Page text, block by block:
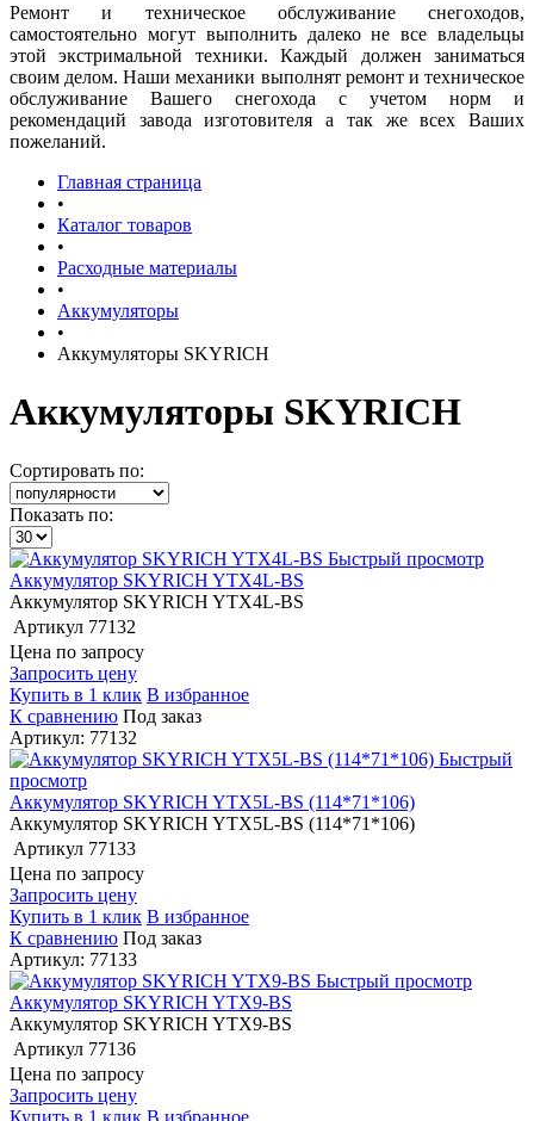
Ремонт и техническое обслуживание снегоходов,
самостоятельно могут выполнить далеко не все владельцы
этой экстримальной техники. Каждый должен заниматься
своим делом. Наши механики выполнят ремонт и техническое
обслуживание Вашего снегохода с учетом норм и
рекомендаций завода изготовителя а так же всех Ваших
пожеланий.
Главная страница
•
Каталог товаров
•
Расходные материалы
•
Аккумуляторы
•
Аккумуляторы SKYRICH
Аккумуляторы SKYRICH
Сортировать по:
Показать по:
Быстрый просмотр
Аккумулятор SKYRICH YTX4L-BS
Аккумулятор SKYRICH YTX4L-BS
Артикул 77132
Цена по запросу
Запросить цену
Купить в 1 клик В избранное
К сравнению Под заказ
Артикул: 77132
Быстрый
просмотр
Аккумулятор SKYRICH YTX5L-BS (114*71*106)
Аккумулятор SKYRICH YTX5L-BS (114*71*106)
Артикул 77133
Цена по запросу
Запросить цену
Купить в 1 клик В избранное
К сравнению Под заказ
Артикул: 77133
Быстрый просмотр
Аккумулятор SKYRICH YTX9-BS
Аккумулятор SKYRICH YTX9-BS
Артикул 77136
Цена по запросу
Запросить цену
Купить в 1 клик В избранное